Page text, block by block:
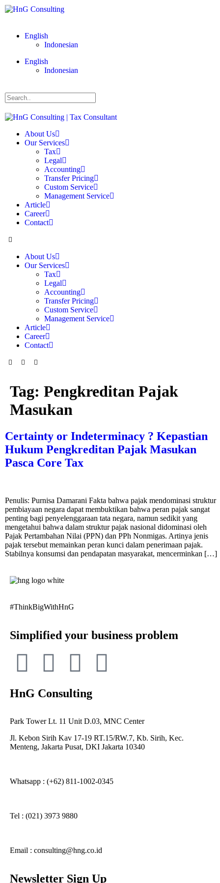
English
Indonesian
English
Indonesian
About Us
Our Services
Tax
Legal
Accounting
Transfer Pricing
Custom Service
Management Service
Article
Career
Contact
About Us
Our Services
Tax
Legal
Accounting
Transfer Pricing
Custom Service
Management Service
Article
Career
Contact
Tag: Pengkreditan Pajak
Masukan
Certainty or Indeterminacy ? Kepastian
Hukum Pengkreditan Pajak Masukan
Pasca Core Tax
Penulis: Purnisa Damarani Fakta bahwa pajak mendominasi struktur
pembiayaan negara dapat membuktikan bahwa peran pajak sangat
penting bagi penyelenggaraan tata negara, namun sedikit yang
mengetahui bahwa dalam struktur pajak nasional didominasi oleh
Pajak Pertambahan Nilai (PPN) dan PPh Nonmigas. Artinya jenis
pajak tersebut memainkan peran kunci dalam penerimaan pajak.
Stabilnya konsumsi dan pendapatan masyarakat, mencerminkan […]
#ThinkBigWithHnG
Simplified your business problem
HnG Consulting
Park Tower Lt. 11 Unit D.03, MNC Center
Jl. Kebon Sirih Kav 17-19 RT.15/RW.7, Kb. Sirih, Kec.
Menteng, Jakarta Pusat, DKI Jakarta 10340
Whatsapp : (+62) 811-1002-0345
Tel : (021) 3973 9880
Email : consulting@hng.co.id
Newsletter Sign Up